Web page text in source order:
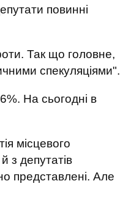
повинні
Так що головне,
спекуляціями".
На сьогодні в
місцевого
з депутатів
представлені. Але